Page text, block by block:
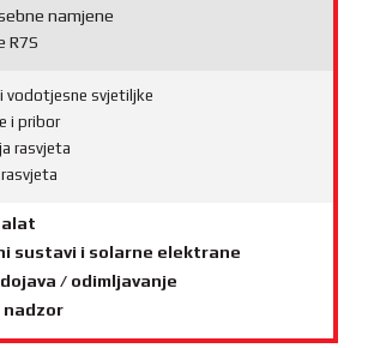
namjene
R7S
vodotjesne svjetiljke
i pribor
rasvjeta
alat
sustavi i solarne elektrane
/ odimljavanje
nadzor